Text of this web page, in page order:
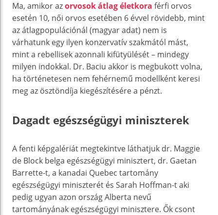
Ma, amikor azorvosok átlag életkora férfi orvos
esetén 10, női orvos esetében 6 évvel rövidebb, mint
az átlagpopulációnál (magyar adat) nem is
várhatunk egy ilyen konzervatív szakmától mást,
mint a rebellisek azonnali kifütyülését – mindegy
milyen indokkal. Dr. Baciu akkor is megbukott volna,
ha történetesen nem fehérnemű modellként keresi
meg az ösztöndíja kiegészítésére a pénzt.
Dagadt egészségügyi miniszterek
A fenti képgalériát megtekintve láthatjuk dr. Maggie
de Block belga egészségügyi minisztert, dr. Gaetan
Barrette-t, a kanadai Quebec tartomány
egészségügyi miniszterét és Sarah Hoffman-t aki
pedig ugyan azon ország Alberta nevű
tartományának egészségügyi minisztere. Ők csont